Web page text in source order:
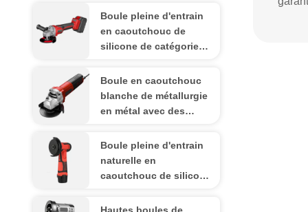
Boule pleine d'entrain
en caoutchouc de
silicone de catégorie
résistance à l'usure
réglée de compression
Boule en caoutchouc
blanche de métallurgie
en métal avec des
nourriture de jonglerie
de boules de silicone
Boule pleine d'entrain
naturelle en
caoutchouc de silicone
la machine de vibration